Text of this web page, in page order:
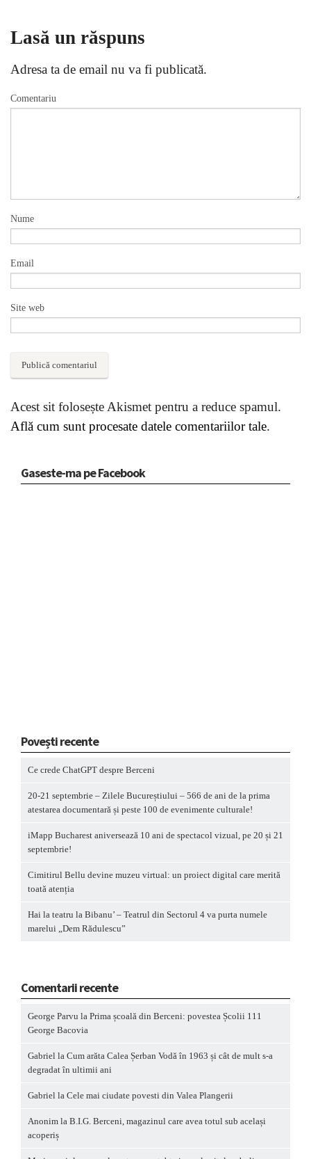
Lasă un răspuns
Adresa ta de email nu va fi publicată.
Comentariu
Nume
Email
Site web
Acest sit folosește Akismet pentru a reduce spamul.
Află cum sunt procesate datele comentariilor tale.
Gaseste-ma pe Facebook
Povești recente
Ce crede ChatGPT despre Berceni
20-21 septembrie – Zilele Bucureștiului – 566 de ani de la prima
atestarea documentară și peste 100 de evenimente culturale!
iMapp Bucharest aniversează 10 ani de spectacol vizual, pe 20 și 21
septembrie!
Cimitirul Bellu devine muzeu virtual: un proiect digital care merită
toată atenția
Hai la teatru la Bibanu’ – Teatrul din Sectorul 4 va purta numele
marelui „Dem Rădulescu”
Comentarii recente
George Parvu la Prima școală din Berceni: povestea Școlii 111
George Bacovia
Gabriel la Cum arăta Calea Șerban Vodă în 1963 și cât de mult s-a
degradat în ultimii ani
Gabriel la Cele mai ciudate povesti din Valea Plangerii
Anonim la B.I.G. Berceni, magazinul care avea totul sub același
acoperiș